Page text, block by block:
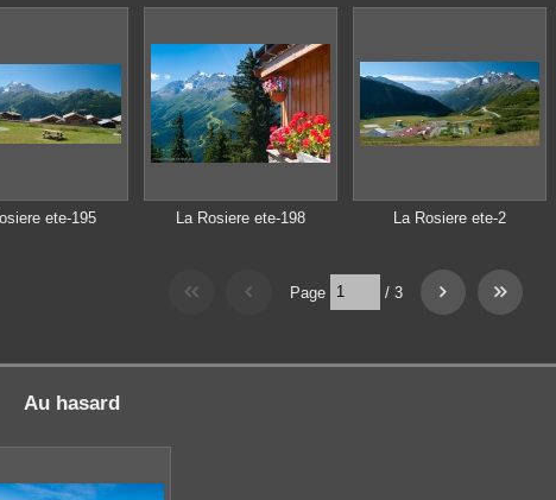
ete-195 La Rosiere ete-198 La Rosiere ete-2
Page / 3
Au hasard